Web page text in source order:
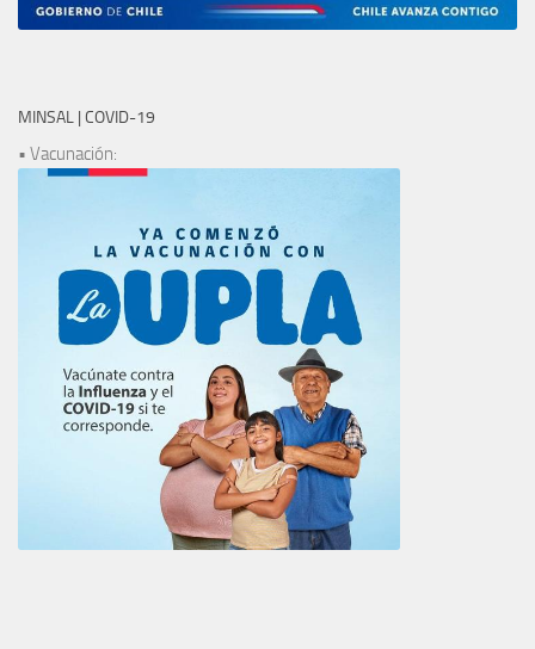
MINSAL | COVID-19
• Vacunación: